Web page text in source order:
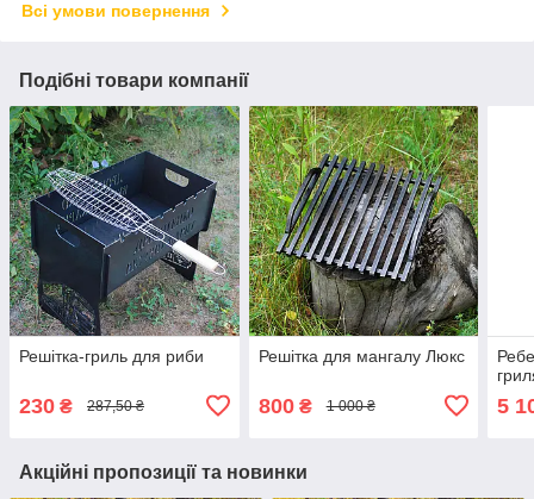
Всі умови повернення
Подібні товари компанії
Решітка-гриль для риби
230 ₴ 287,50 ₴
Решітка для мангалу Люкс
800₴ 1 000 ₴ 5
Акційні пропозиції та новинки